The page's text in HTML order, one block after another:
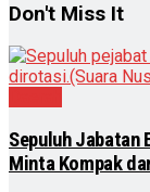
Don't Miss It
Sepuluh Jabatan
Minta Kompak